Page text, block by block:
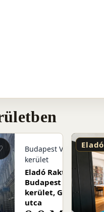
Budapest VII.
kerület
Eladó Raktár
Budapest VII.
kerület, Garay
utca
Eladó